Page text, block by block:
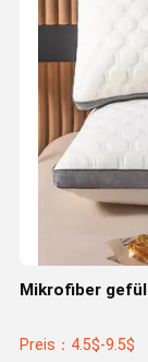
Mikrofiber
Preis：4.5$-9.5$